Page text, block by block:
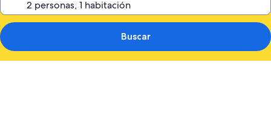
Buscar